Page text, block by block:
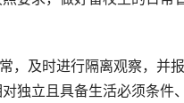
，及时进行隔离观察，并
独立且具备生活必须条件